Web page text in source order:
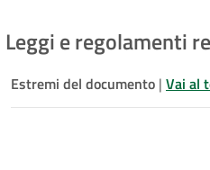
Leggi e regolamenti
Estremi del documento | Vai al